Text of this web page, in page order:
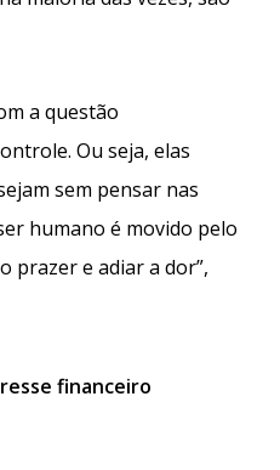
a questão
Ou seja, elas
sem pensar nas
humano é movido pelo
prazer e adiar a dor”,
financeiro